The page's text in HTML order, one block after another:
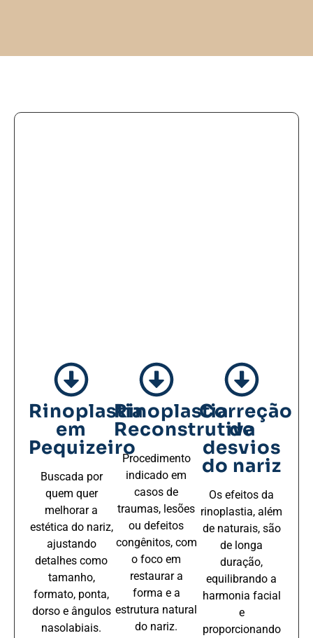
Rinoplastia
em
Pequizeiro
Buscada por
quem quer
melhorar a
estética do nariz,
ajustando
detalhes como
tamanho,
formato, ponta,
dorso e ângulos
nasolabiais.
Rinoplastia
Reconstrutiva
Procedimento
indicado em
casos de
traumas, lesões
ou defeitos
congênitos, com
o foco em
restaurar a
forma e a
estrutura natural
do nariz.
Correção
de
desvios
do nariz
Os efeitos da
rinoplastia, além
de naturais, são
de longa
duração,
equilibrando a
harmonia facial
e
proporcionando